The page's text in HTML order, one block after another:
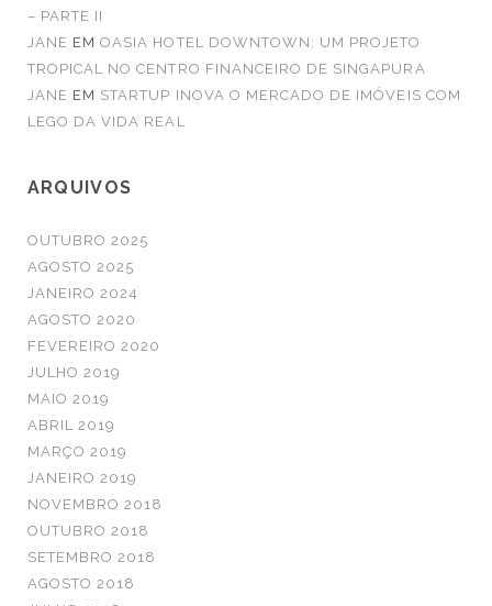
– PARTE II
JANE EMOASIA HOTEL DOWNTOWN: UM PROJETO
TROPICAL NO CENTRO FINANCEIRO DE SINGAPURA
JANE EM STARTUP INOVA O MERCADO DE IMÓVEIS COM
LEGO DA VIDA REAL
ARQUIVOS
OUTUBRO 2025
AGOSTO 2025
JANEIRO 2024
AGOSTO 2020
FEVEREIRO 2020
JULHO 2019
MAIO 2019
ABRIL 2019
MARÇO 2019
JANEIRO 2019
NOVEMBRO 2018
OUTUBRO 2018
SETEMBRO 2018
AGOSTO 2018